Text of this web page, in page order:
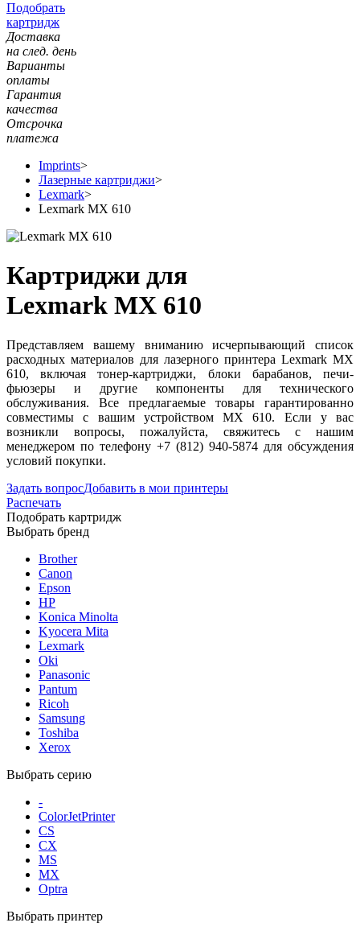
Подобрать
картридж
Доставка
на след. день
Варианты
оплаты
Гарантия
качества
Отсрочка
платежа
Imprints>
Лазерные картриджи>
Lexmark>
Lexmark MX 610
Картриджи для
Lexmark MX 610
Представляем вашему вниманию исчерпывающий список
расходных материалов для лазерного принтера Lexmark MX
610, включая тонер-картриджи, блоки барабанов, печи-
фьюзеры и другие компоненты для технического
обслуживания. Все предлагаемые товары гарантированно
совместимы с вашим устройством MX 610. Если у вас
возникли вопросы, пожалуйста, свяжитесь с нашим
менеджером по телефону +7 (812) 940-5874 для обсуждения
условий покупки.
Задать вопросДобавить в мои принтеры
Распечать
Подобрать картридж
Выбрать бренд
Brother
Canon
Epson
HP
Konica Minolta
Kyocera Mita
Lexmark
Oki
Panasonic
Pantum
Ricoh
Samsung
Toshiba
Xerox
Выбрать серию
-
ColorJetPrinter
CS
CX
MS
MX
Optra
Выбрать принтер